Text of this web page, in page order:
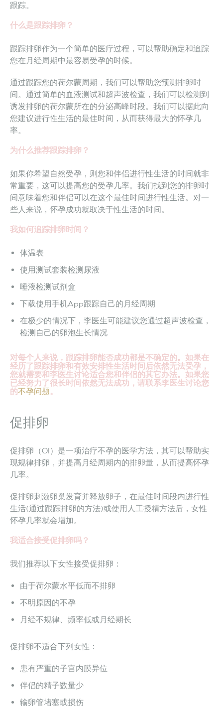
跟踪。
什么是跟踪排卵？
跟踪排卵作为一个简单的医疗过程，可以帮助确定和追踪
您在月经周期中最容易受孕的时候。
通过跟踪您的荷尔蒙周期，我们可以帮助您预测排卵时
间。通过简单的血液测试和超声波检查，我们可以检测到
诱发排卵的荷尔蒙所在的分泌高峰时段。我们可以据此向
您建议进行性生活的最佳时间，从而获得最大的怀孕几
率。
为什么推荐跟踪排卵？
如果你希望自然受孕，则您和伴侣进行性生活的时间就非
常重要，这可以提高您的受孕几率。我们找到您的排卵时
间意味着您和伴侣可以在这个最佳时间进行性生活。对一
些人来说，怀孕成功就取决于性生活的时间。
我如何追踪排卵时间？
体温表
使用测试套装检测尿液
唾液检测试剂盒
下载使用手机App跟踪自己的月经周期
在极少的情况下，李医生可能建议您通过超声波检查，
检测自己的卵泡生长情况
对每个人来说，跟踪排卵能否成功都是不确定的。如果在
经历了跟踪排卵和有效安排性生活时间后依然无法受孕，
您就需要和李医生讨论适合您和伴侣的其它办法。如果您
已经努力了很长时间依然无法成功，请联系李医生讨论您
的不孕问题。
促排卵
促排卵（OI）是一项治疗不孕的医学方法，其可以帮助实
现规律排卵，并提高月经周期内的排卵量，从而提高怀孕
几率。
促排卵刺激卵巢发育并释放卵子，在最佳时间段内进行性
生活(通过跟踪排卵的方法)或使用人工授精方法后，女性
怀孕几率就会增加。
我适合接受促排卵吗？
我们推荐以下女性接受促排卵：
由于荷尔蒙水平低而不排卵
不明原因的不孕
月经不规律、频率低或月经期长
促排卵不适合下列女性：
患有严重的子宫内膜异位
伴侣的精子数量少
输卵管堵塞或损伤